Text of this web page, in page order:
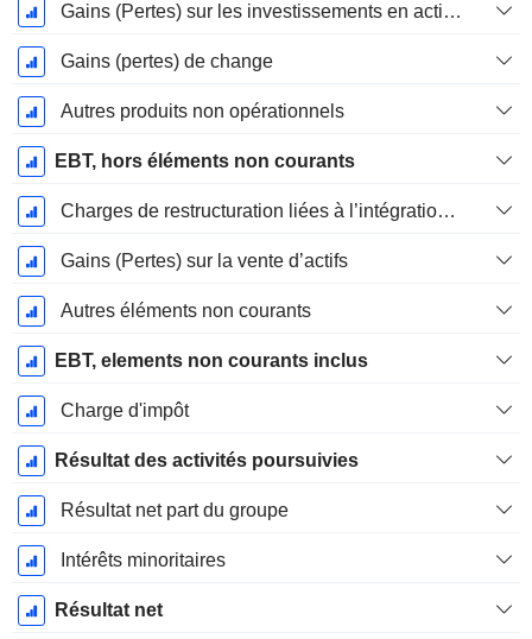
Gains (Pertes) sur les investissements en actions
Gains (pertes) de change
Autres produits non opérationnels
EBT, hors éléments non courants
Charges de restructuration liées à l’intégration d’une nouvelle activité (Fusions, Acquisitions)
Gains (Pertes) sur la vente d’actifs
Autres éléments non courants
EBT, elements non courants inclus
Charge d'impôt
Résultat des activités poursuivies
Résultat net part du groupe
Intérêts minoritaires
Résultat net